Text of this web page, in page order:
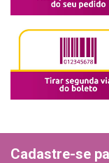
Cadastre-se